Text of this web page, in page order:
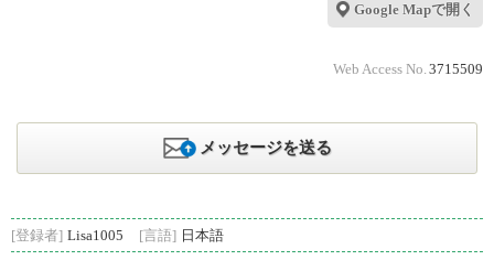
Google Mapで開く
Web Access No. 3715509
メッセージを送る
[登録者] Lisa1005 [言語] 日本語